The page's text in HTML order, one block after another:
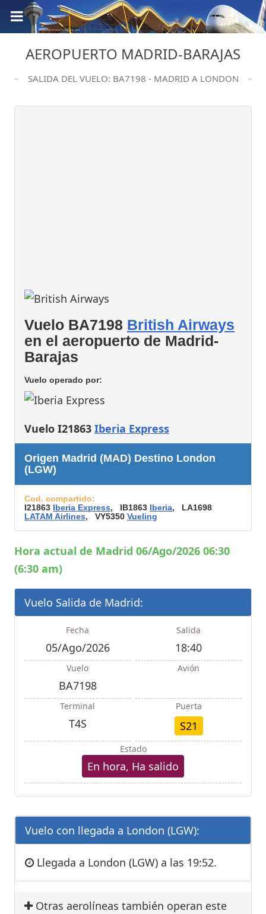
AEROPUERTO MADRID-BARAJAS
SALIDA DEL VUELO: BA7198 - MADRID A LONDON
Vuelo BA7198 British Airways
en el aeropuerto de Madrid-
Barajas
Vuelo operado por:
Vuelo I21863 Iberia Express
Origen Madrid (MAD) Destino London
(LGW)
Cod. compartido:
I21863 Iberia Express, IB1863 Iberia, LA1698
LATAM Airlines, VY5350 Vueling
Hora actual de Madrid 06/Ago/2026 06:30
(6:30 am)
Vuelo Salida de Madrid:
Fecha
05/Ago/2026
Salida
18:40
Vuelo
BA7198
Avión
Terminal
T4S
Puerta
S21
Estado
En hora, Ha salido
Vuelo con llegada a London (LGW):
Llegada a London (LGW) a las 19:52.
Otras aerolíneas también operan este